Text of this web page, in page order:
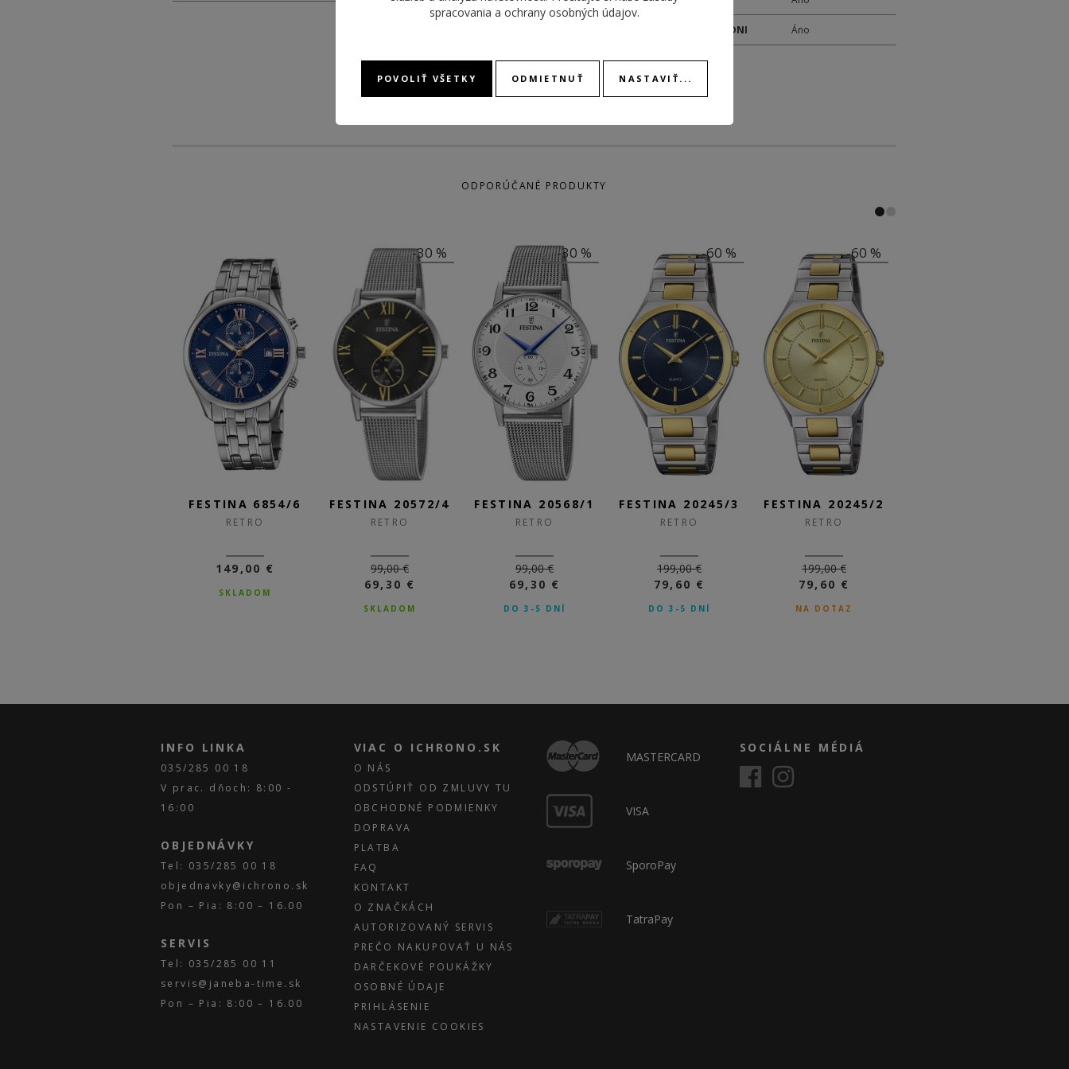
DEŇ V TÝŽDNI Áno
ODPORÚČANÉ PRODUKTY
FESTINA 6854/6
RETRO
149,00 €
SKLADOM
-30 %
FESTINA 20572/4
RETRO
99,00 €
69,30 €
SKLADOM
-30 %
FESTINA 20568/1
RETRO
99,00 €
69,30 €
DO 3-5 DNÍ
-60 %
FESTINA 20245/3
RETRO
199,00 €
79,60 €
DO 3-5 DNÍ
-60 %
FESTINA 20245/2
RETRO
199,00 €
79,60 €
NA DOTAZ
INFO LINKA
035/285 00 18
V prac. dňoch: 8:00 -
16:00
OBJEDNÁVKY
Tel: 035/285 00 18
objednavky@ichrono.sk
Pon – Pia: 8:00 – 16.00
SERVIS
Tel: 035/285 00 11
servis@janeba-time.sk
Pon – Pia: 8:00 – 16.00
VIAC O ICHRONO.SK
O NÁS
ODSTÚPIŤ OD ZMLUVY TU
OBCHODNÉ PODMIENKY
DOPRAVA
PLATBA
FAQ
KONTAKT
O ZNAČKÁCH
AUTORIZOVANÝ SERVIS
PREČO NAKUPOVAŤ U NÁS
DARČEKOVÉ POUKÁŽKY
OSOBNÉ ÚDAJE
PRIHLÁSENIE
NASTAVENIE COOKIES
MASTERCARD
VISA
SporoPay
TatraPay
SOCIÁLNE MÉDIÁ
spracovania a ochrany osobných údajov.
POVOLIŤ VŠETKY ODMIETNUŤ NASTAVIŤ...